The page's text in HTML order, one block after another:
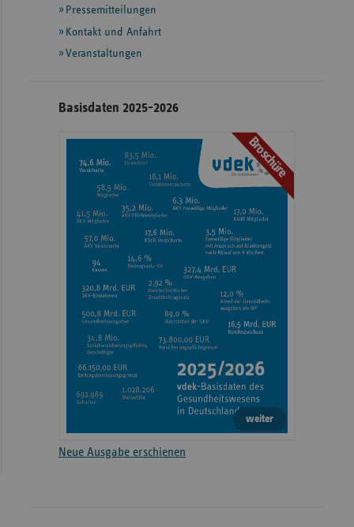
weiteren
Informationen
Pressemitteilungen
Kontakt und Anfahrt
Veranstaltungen
Basisdaten 2025-2026
Broschüre
weiter
Neue Ausgabe erschienen